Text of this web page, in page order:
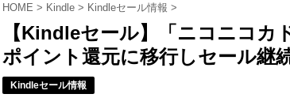
HOME > Kindle > Kindleセール情報 >
【Kindleセール】「ニコニコカ
ポイント還元に移行しセール継
Kindleセール情報